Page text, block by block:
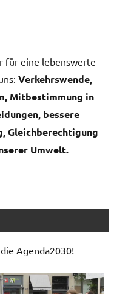
für eine lebenswerte
Verkehrswende,
Mitbestimmung in
bessere
Gleichberechtigung
Umwelt.
Agenda2030!